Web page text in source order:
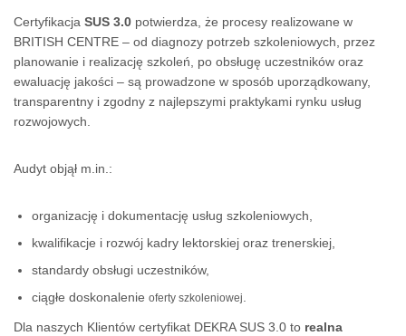
Certyfikacja SUS 3.0 potwierdza, że procesy realizowane w
BRITISH CENTRE – od diagnozy potrzeb szkoleniowych, przez
planowanie i realizację szkoleń, po obsługę uczestników oraz
ewaluację jakości – są prowadzone w sposób uporządkowany,
transparentny i zgodny z najlepszymi praktykami rynku usług
rozwojowych.
Audyt objął m.in.:
organizację i dokumentację usług szkoleniowych,
kwalifikacje i rozwój kadry lektorskiej oraz trenerskiej,
standardy obsługi uczestników,
ciągłe doskonalenie oferty szkoleniowej
Dla naszych Klientów certyfikat DEKRA SUS 3.0 to realna